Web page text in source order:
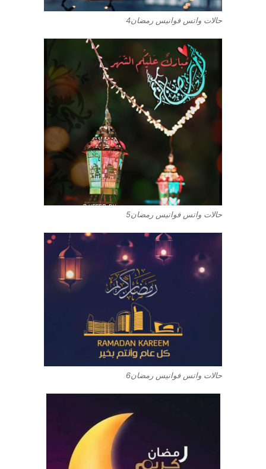
حالات واتس فوانيس رمضان4
حالات واتس فوانيس رمضان5
حالات واتس فوانيس رمضان6